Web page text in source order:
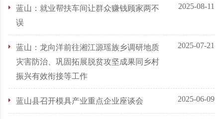
蓝山：就业帮扶车间让群众赚钱顾家两不
误
2025-08-11
蓝山：龙向洋前往湘江源瑶族乡调研地质
灾害防治、巩固拓展脱贫攻坚成果同乡村
振兴有效衔接等工作
2025-07-21
蓝山县召开模具产业重点企业座谈会 2025-06-09